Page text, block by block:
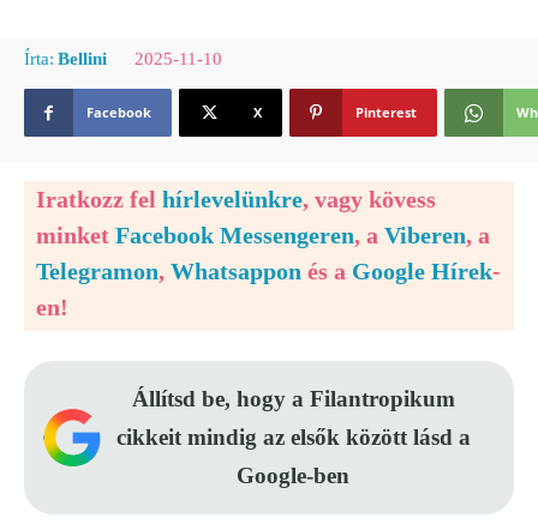
Írta: Bellini 2025-11-10
Facebook X Pinterest
Iratkozz fel hírlevelünkre, vagy kövess
minket Facebook Messengeren, a Viberen, a
Telegramon, Whatsappon és a Google Hírek-
en!
Állítsd be, hogy a Filantropikum
cikkeit mindig az elsők között lásd a
Google-ben